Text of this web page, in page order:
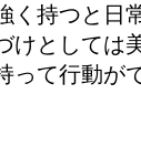
く持つと日
としては
て行動が